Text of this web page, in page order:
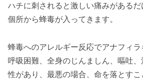
ハチに刺されると激しい痛みがある
個所から蜂毒が入ってきます。
蜂毒へのアレルギー反応でアナフィ
呼吸困難、全身のじんましん、嘔吐
性があり、最悪の場合、命を落とすこ